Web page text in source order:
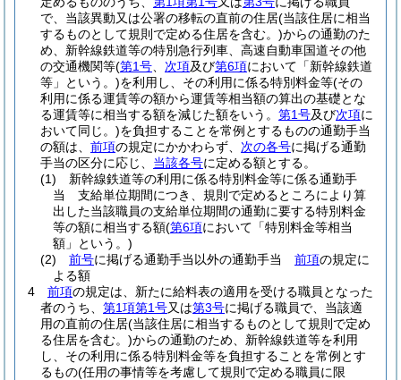
で、当該異動又は公署の移転の直前の住居(当該住居に相当
するものとして規則で定める住居を含む。)からの通勤のた
め、新幹線鉄道等の特別急行列車、高速自動車国道その他
の交通機関等(第1号 次項及び第6項において「新幹線鉄道
等」という。)を利用し、その利用に係る特別料金等(その
利用に係る運賃等の額から運賃等相当額の算出の基礎とな
る運賃等に相当する額を減じた額をいう。 第1号及び次項に
おいて同じ。)を負担することを常例とするものの通勤手当
の額は、 前項の規定にかかわらず、 次の各号に掲げる通勤
手当の区分に応じ、 当該各号に定める額とする。
(1)
新幹線鉄道等の利用に係る特別料金等に係る通勤手
当 支給単位期間につき、規則で定めるところにより算
出した当該職員の支給単位期間の通勤に要する特別料金
等の額に相当する額(第6項において「特別料金等相当
額」という。)
(2)
前号に掲げる通勤手当以外の通勤手当 前項の規定に
よる額
4
前項の規定は、新たに給料表の適用を受ける職員となった
者のうち、 第1項第1号又は第3号に掲げる職員で、当該適
用の直前の住居(当該住居に相当するものとして規則で定め
る住居を含む。)からの通勤のため、新幹線鉄道等を利用
し、その利用に係る特別料金等を負担することを常例とす
るもの(任用の事情等を考慮して規則で定める職員に限